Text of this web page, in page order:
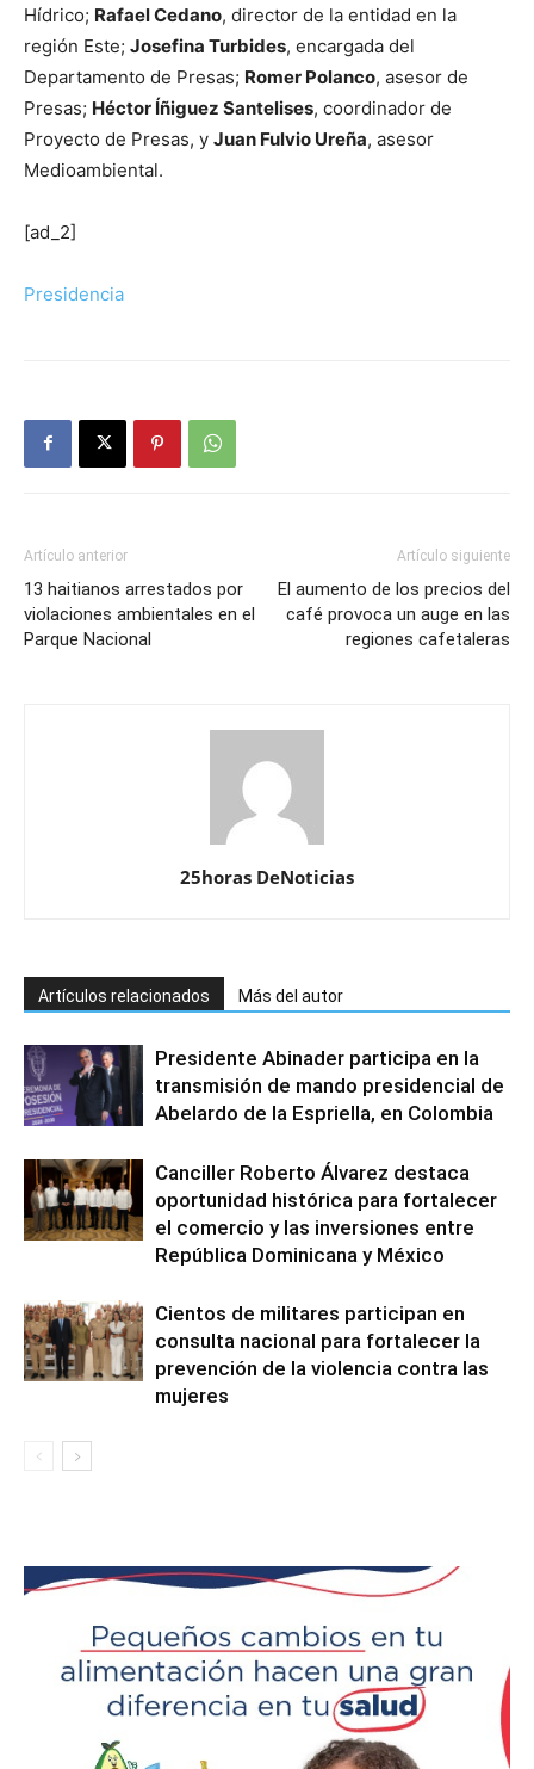
Hídrico; Rafael Cedano, director de la entidad en la
región Este; Josefina Turbides, encargada del
Departamento de Presas; Romer Polanco, asesor de
Presas; Héctor Íñiguez Santelises, coordinador de
Proyecto de Presas, y Juan Fulvio Ureña, asesor
Medioambiental.
[ad_2]
Presidencia
Artículo anterior
13 haitianos arrestados por
violaciones ambientales en el
Parque Nacional
Artículo siguiente
El aumento de los precios del
café provoca un auge en las
regiones cafetaleras
25horas DeNoticias
Artículos relacionados Más del autor
Presidente Abinader participa en la
transmisión de mando presidencial de
Abelardo de la Espriella, en Colombia
Canciller Roberto Álvarez destaca
oportunidad histórica para fortalecer
el comercio y las inversiones entre
República Dominicana y México
Cientos de militares participan en
consulta nacional para fortalecer la
prevención de la violencia contra las
mujeres